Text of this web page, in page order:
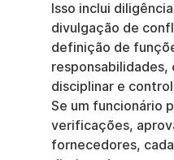
Isso inclui
divulgação de
definição de
responsabilidades,
disciplinar e
Se um funcionário
verificações,
fornecedores,